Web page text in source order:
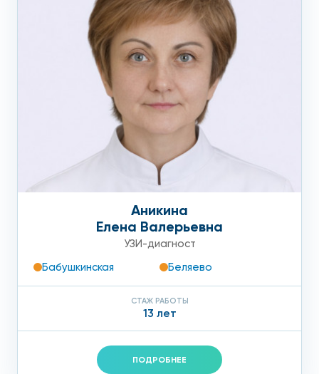
Аникина
Елена Валерьевна
УЗИ-диагност
Бабушкинская
Беляево
СТАЖ РАБОТЫ
13 лет
ПОДРОБНЕЕ